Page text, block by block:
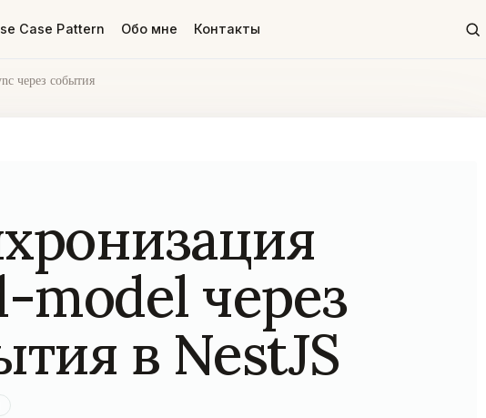
Case Pattern Обо мне Контакты
через события
model через
в NestJS